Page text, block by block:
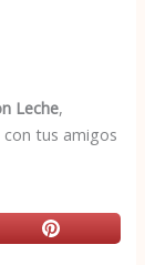
Leche,
tus amigos